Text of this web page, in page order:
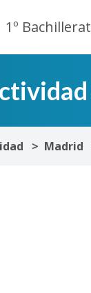
1º
Madrid